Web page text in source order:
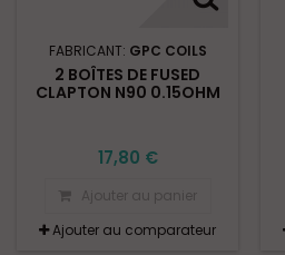
FABRICANT: GPC COILS
2 BOÎTES DE FUSED
CLAPTON N90 0.15OHM
17,80 €
Ajouter au panier
Ajouter au comparateur